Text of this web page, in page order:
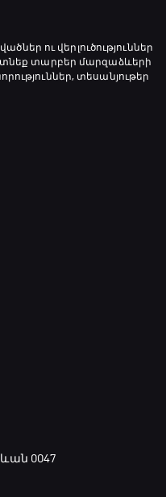
ու վերլուծություններ
տարբեր մարզաձևերի
տեսանյութեր
0047